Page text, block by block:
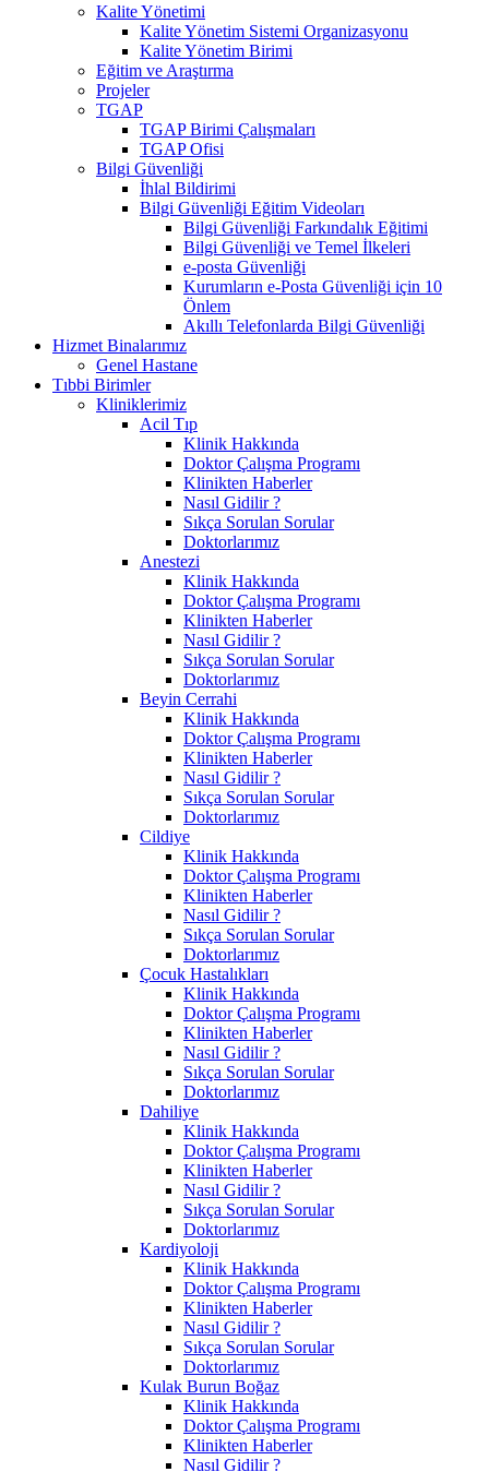
Kalite Yönetimi
Kalite Yönetim Sistemi Organizasyonu
Kalite Yönetim Birimi
Eğitim ve Araştırma
Projeler
TGAP
TGAP Birimi Çalışmaları
TGAP Ofisi
Bilgi Güvenliği
İhlal Bildirimi
Bilgi Güvenliği Eğitim Videoları
Bilgi Güvenliği Farkındalık Eğitimi
Bilgi Güvenliği ve Temel İlkeleri
e-posta Güvenliği
Kurumların e-Posta Güvenliği için 10
Önlem
Akıllı Telefonlarda Bilgi Güvenliği
Hizmet Binalarımız
Genel Hastane
Tıbbi Birimler
Kliniklerimiz
Acil Tıp
Klinik Hakkında
Doktor Çalışma Programı
Klinikten Haberler
Nasıl Gidilir ?
Sıkça Sorulan Sorular
Doktorlarımız
Anestezi
Klinik Hakkında
Doktor Çalışma Programı
Klinikten Haberler
Nasıl Gidilir ?
Sıkça Sorulan Sorular
Doktorlarımız
Beyin Cerrahi
Klinik Hakkında
Doktor Çalışma Programı
Klinikten Haberler
Nasıl Gidilir ?
Sıkça Sorulan Sorular
Doktorlarımız
Cildiye
Klinik Hakkında
Doktor Çalışma Programı
Klinikten Haberler
Nasıl Gidilir ?
Sıkça Sorulan Sorular
Doktorlarımız
Çocuk Hastalıkları
Klinik Hakkında
Doktor Çalışma Programı
Klinikten Haberler
Nasıl Gidilir ?
Sıkça Sorulan Sorular
Doktorlarımız
Dahiliye
Klinik Hakkında
Doktor Çalışma Programı
Klinikten Haberler
Nasıl Gidilir ?
Sıkça Sorulan Sorular
Doktorlarımız
Kardiyoloji
Klinik Hakkında
Doktor Çalışma Programı
Klinikten Haberler
Nasıl Gidilir ?
Sıkça Sorulan Sorular
Doktorlarımız
Kulak Burun Boğaz
Klinik Hakkında
Doktor Çalışma Programı
Klinikten Haberler
Nasıl Gidilir ?